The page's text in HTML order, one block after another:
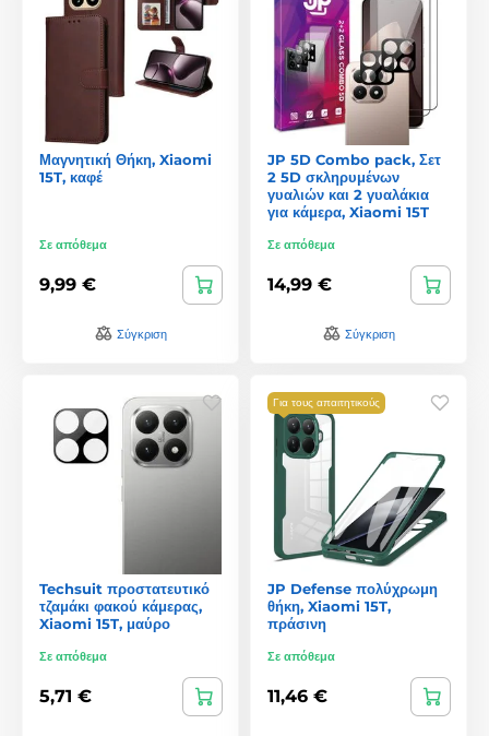
Μαγνητική Θήκη, Xiaomi
15T, καφέ
Σε απόθεμα
9,99 €
Σύγκριση
JP 5D Combo pack, Σετ
2 5D σκληρυμένων
γυαλιών και 2 γυαλάκια
για κάμερα, Xiaomi 15T
Σε απόθεμα
14,99 €
Σύγκριση
Techsuit προστατευτικό
τζαμάκι φακού κάμερας,
Xiaomi 15T, μαύρο
Σε απόθεμα
5,71 €
Για τους απαιτητικούς
JP Defense πολύχρωμη
θήκη, Xiaomi 15T,
πράσινη
Σε απόθεμα
11,46 €